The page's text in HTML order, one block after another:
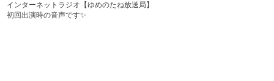
インターネットラジオ【ゆめのたね放送局】
初回出演時の音声です✨